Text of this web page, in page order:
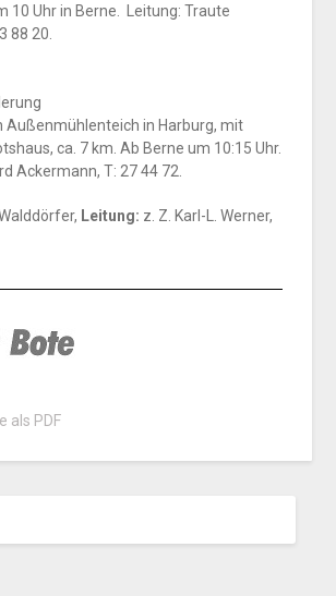
10 Uhr in Berne. Leitung: Traute
88 20.
Außenmühlenteich in Harburg, mit
ca. 7 km. Ab Berne um 10:15 Uhr.
Ackermann, T: 27 44 72.
Leitung: z. Z. Karl-L. Werner,
als PDF